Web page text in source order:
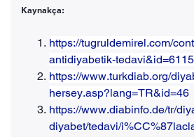
Kaynakça:
https://tugruldemirel.com/
antidiyabetik-tedavi&id=6115
https://www.turkdiab.org/
hersey.asp?lang=TR&id=46
https://www.diabinfo.de/tr/
diyabet/tedavi/